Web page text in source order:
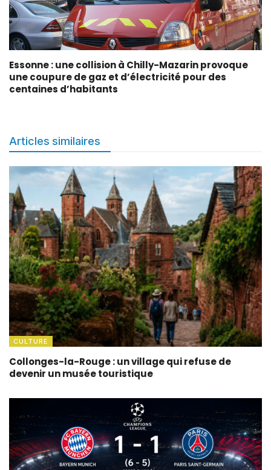
Essonne : une collision à Chilly-Mazarin provoque
une coupure de gaz et d’électricité pour des
centaines d’habitants
Articles similaires
CULTURE
Collonges-la-Rouge : un village qui refuse de
devenir un musée touristique